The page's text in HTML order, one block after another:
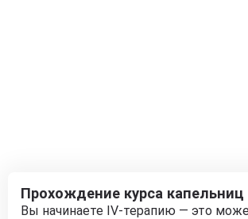
Прохождение курса капельниц
Вы начинаете IV-терапию — это